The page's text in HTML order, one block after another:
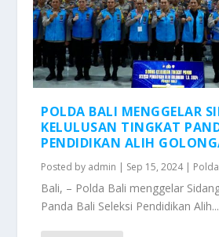
POLDA BALI MENGGELAR
KELULUSAN TINGKAT
PENDIDIKAN ALIH
Posted by admin | Sep 15, 2024|
Bali, – Polda Bali menggelar
Panda Bali Seleksi Pendidikan Alih...